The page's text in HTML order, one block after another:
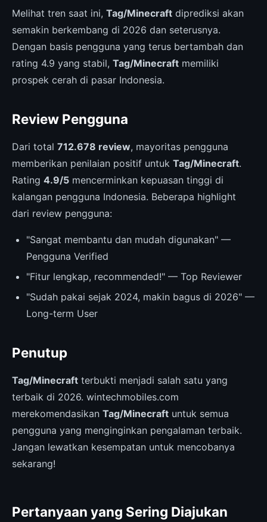
Melihat tren saat ini, Tag/Minecraft diprediksi akan
semakin berkembang di 2026 dan seterusnya.
Dengan basis pengguna yang terus bertambah dan
rating 4.9 yang stabil, Tag/Minecraft memiliki
prospek cerah di pasar Indonesia.
Review Pengguna
Dari total 712.678 review, mayoritas pengguna
memberikan penilaian positif untuk Tag/Minecraft.
Rating 4.9/5 mencerminkan kepuasan tinggi di
kalangan pengguna Indonesia. Beberapa highlight
dari review pengguna:
"Sangat membantu dan mudah digunakan" —
Pengguna Verified
"Fitur lengkap, recommended!" — Top Reviewer
"Sudah pakai sejak 2024, makin bagus di 2026" —
Long-term User
Penutup
Tag/Minecraft terbukti menjadi salah satu yang
terbaik di 2026. wintechmobiles.com
merekomendasikan Tag/Minecraft untuk semua
pengguna yang menginginkan pengalaman terbaik.
Jangan lewatkan kesempatan untuk mencobanya
sekarang!
Pertanyaan yang Sering Diajukan